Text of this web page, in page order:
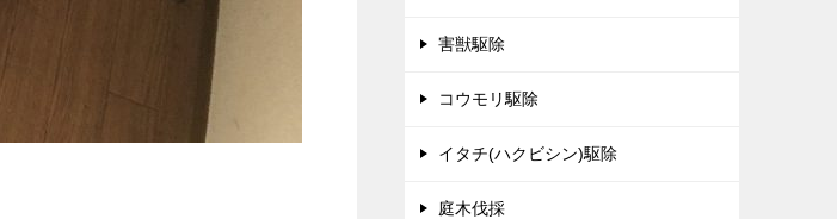
害獣駆除
コウモリ駆除
イタチ(ハクビシン)駆除
庭木伐採